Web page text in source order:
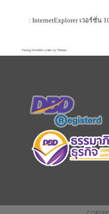
: InternetExplorer เวอร์ชั่น
FaLang translation system by Faboba